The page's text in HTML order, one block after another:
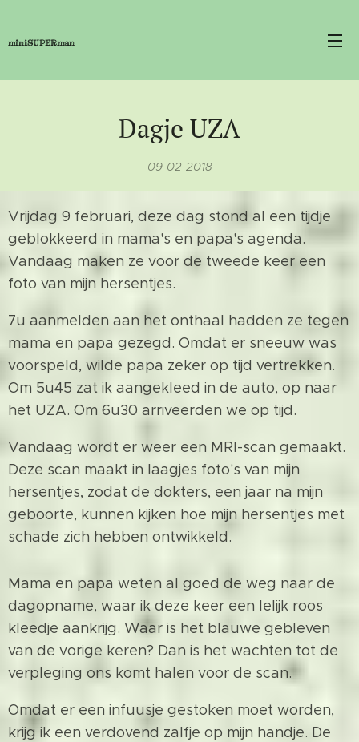
miniSUPERman
Dagje UZA
09-02-2018
Vrijdag 9 februari, deze dag stond al een tijdje
geblokkeerd in mama's en papa's agenda.
Vandaag maken ze voor de tweede keer een
foto van mijn hersentjes.
7u aanmelden aan het onthaal hadden ze tegen
mama en papa gezegd. Omdat er sneeuw was
voorspeld, wilde papa zeker op tijd vertrekken.
Om 5u45 zat ik aangekleed in de auto, op naar
het UZA. Om 6u30 arriveerden we op tijd.
Vandaag wordt er weer een MRI-scan gemaakt.
Deze scan maakt in laagjes foto's van mijn
hersentjes, zodat de dokters, een jaar na mijn
geboorte, kunnen kijken hoe mijn hersentjes met
schade zich hebben ontwikkeld.
Mama en papa weten al goed de weg naar de
dagopname, waar ik deze keer een lelijk roos
kleedje aankrijg. Waar is het blauwe gebleven
van de vorige keren? Dan is het wachten tot de
verpleging ons komt halen voor de scan.
Omdat er een infuusje gestoken moet worden,
krijg ik een verdovend zalfje op mijn handje. De